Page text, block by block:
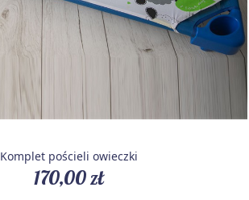
Komplet pościeli owieczki
170,00 zł